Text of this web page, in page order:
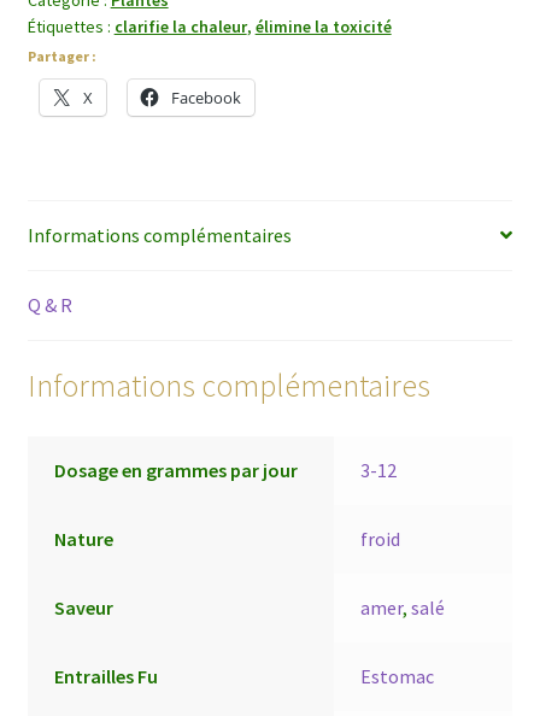
Étiquettes : clarifie la chaleur, élimine la toxicité
Partager :
X Facebook
Informations complémentaires
Q & R
Informations complémentaires
Dosage en grammes par jour 3-12
Nature froid
Saveur amer,salé
Entrailles Fu Estomac